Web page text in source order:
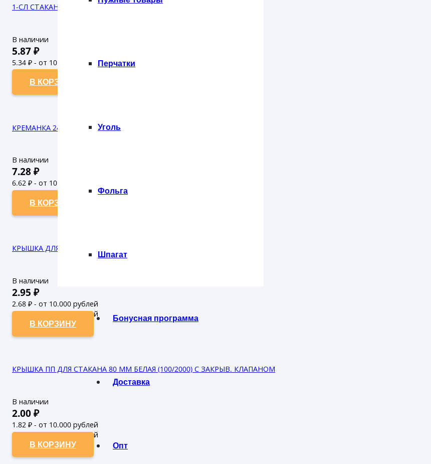
Перчатки
Уголь
Фольга
Шпагат
Бонусная программа
Доставка
Опт
1-СЛ СТАКАН 300 МЛ КРАСНЫЙ (50/1000)
В наличии
5.87₽
5.34 ₽ - от 10.000 рублей
4.85₽ - от 50.000 рублей
В КОРЗИНУ
КРЕМАНКА 245 мл БЕЛАЯ (25/400)
В наличии
7.28₽
6.62 ₽ - от 10.000 рублей
6.02₽ - от 50.000 рублей
В КОРЗИНУ
КРЫШКА ДЛЯ ХОЛОДНОГО 90 ММ (100/1200)
В наличии
2.95 ₽
2.68 ₽ - от 10.000 рублей
2.44₽ - от 50.000 рублей
В КОРЗИНУ
КРЫШКА ПП ДЛЯ СТАКАНА 80 ММ БЕЛАЯ (100/2000) С ЗАКРЫВ. КЛАПАНОМ
В наличии
2.00₽
1.82 ₽ - от 10.000 рублей
1.65₽ - от 50.000 рублей
В КОРЗИНУ